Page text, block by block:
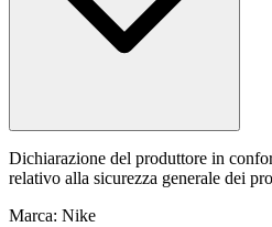
Dichiarazione del produttore in
relativo alla sicurezza generale dei
Marca: Nike